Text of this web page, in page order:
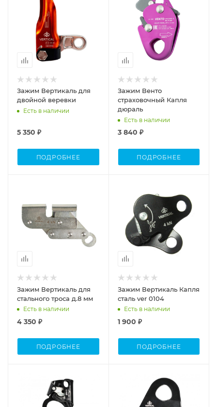
Зажим Вертикаль для
двойной веревки
Есть в наличии
5 350 ₽
ПОДРОБНЕЕ
Зажим Венто
страховочный Капля
дюраль
Есть в наличии
3 840 ₽
ПОДРОБНЕЕ
Зажим Вертикаль для
стального троса д.8 мм
Есть в наличии
4 350 ₽
ПОДРОБНЕЕ
Зажим Вертикаль Капля
сталь ver 0104
Есть в наличии
1 900 ₽
ПОДРОБНЕЕ